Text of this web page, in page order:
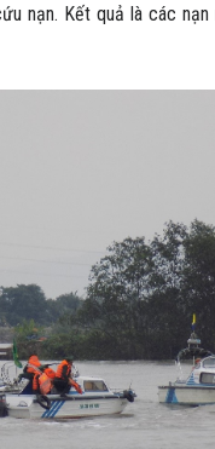
nạn. Kết quả là các